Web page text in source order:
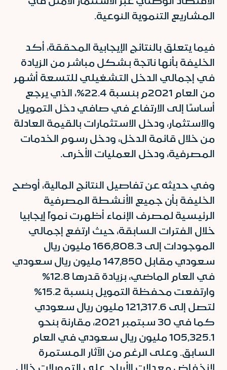
المشاريع التنموية النوعية.
فيما يتعلق بالنتائج الإيجابية المحققة، أكد
الخليفة بأنها ناتجة بشكل مباشر من الزيادة
في إجمالي الدخل التشغيلي للتسعة أشهر
من العام 2021م بنسبة 22.4%، الذي يرجع
أساسًا إلى الارتفاع في صافي دخل التمويل
والاستثمار، ودخل الاستثمارات بالقيمة العادلة
من خلال قائمة الدخل، ودخل رسوم الخدمات
المصرفية، ودخل العمليات الأخرى.
وفي حديثه عن تفاصيل النتائج المالية، أوضح
الخليفة بأن جميع الأنشطة المصرفية
الرئيسية لمصرف الإنماء أظهرت نمواً إيجابيا
خلال الفترات السابقة، حيث ارتفع إجمالي
الموجودات إلى 166,808.3 مليون ريال
سعودي مقابل 147,850 مليون ريال سعودي
في العام الماضي، بزيادة قدرها 12.8%
وارتفعت محفظة التمويل بنسبة 15.2%
لتصل إلى 121,317.6 مليون ريال سعودي
كما في 30 سبتمبر 2021، مقارنة بنحو
105,325.1 مليون ريال سعودي في العام
السابق. وعلى الرغم من الآثار المستمرة
لانخفاض معدلات الأرباح على التمويلات خلال